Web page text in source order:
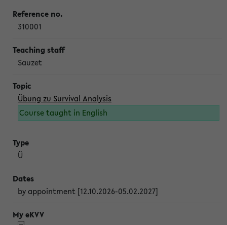
310001
Sauzet
Übung zu Survival Analysis
Course taught in English
Ü
by appointment [12.10.2026-05.02.2027]